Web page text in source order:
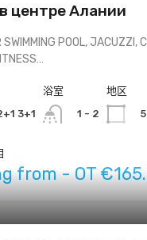
центре Алании
SWIMMING POOL, JACUZZI,
3+1
浴室
1 - 2
地区
from - OT